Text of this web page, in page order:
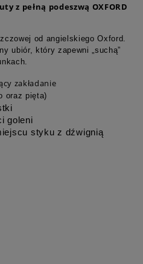
z pełną podeszwą OXFORD
od angielskiego Oxford.
ubiór, który zapewni „suchą”
zakładanie
oraz pięta)
goleni
styku z dźwignią